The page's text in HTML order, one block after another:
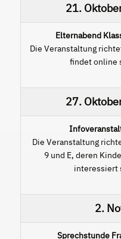
21.
Elternabend
Die Veranstaltung
findet online
27.
Die Veranstaltung
9 und E, deren
interessiert
2.
Sprechstunde